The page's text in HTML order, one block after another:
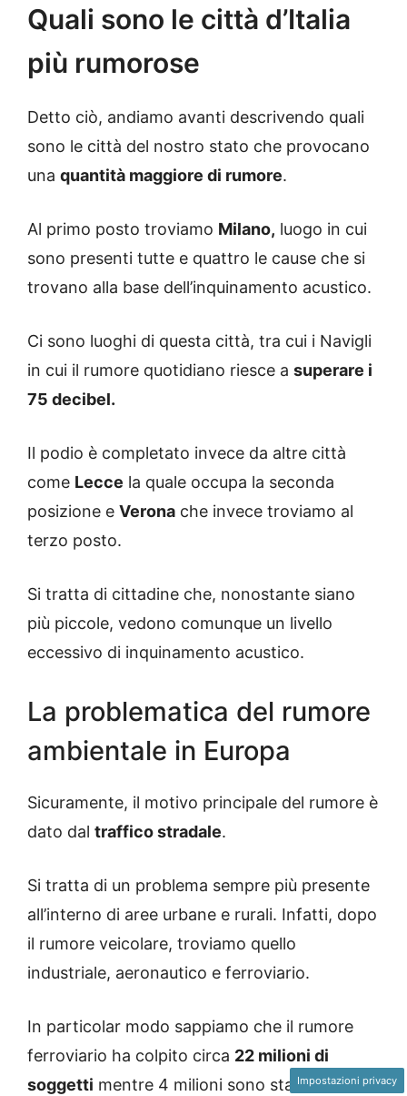
Quali sono le città d’Italia
più rumorose
Detto ciò, andiamo avanti descrivendo quali
sono le città del nostro stato che provocano
una quantità maggiore di rumore.
Al primo posto troviamo Milano, luogo in cui
sono presenti tutte e quattro le cause che si
trovano alla base dell’inquinamento acustico.
Ci sono luoghi di questa città, tra cui i Navigli
in cui il rumore quotidiano riesce a superare i
75 decibel.
Il podio è completato invece da altre città
come Lecce la quale occupa la seconda
posizione e Verona che invece troviamo al
terzo posto.
Si tratta di cittadine che, nonostante siano
più piccole, vedono comunque un livello
eccessivo di inquinamento acustico.
La problematica del rumore
ambientale in Europa
Sicuramente, il motivo principale del rumore è
dato dal traffico stradale.
Si tratta di un problema sempre più presente
all’interno di aree urbane e rurali. Infatti, dopo
il rumore veicolare, troviamo quello
industriale, aeronautico e ferroviario.
In particolar modo sappiamo che il rumore
ferroviario ha colpito circa 22 milioni di
soggetti mentre 4 milioni sono stati invece
Impostazioni privacy